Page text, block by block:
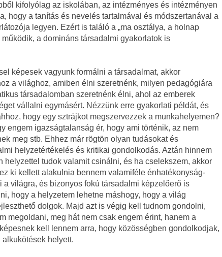
kifolyólag az iskolában, az intézményes és intézményen
hogy a tanítás és nevelés tartalmával és módszertanával a
legyen. Ezért is találó a „ma osztálya, a holnap
a domináns társadalmi gyakorlatok is
képesek vagyunk formálni a társadalmat, akkor
a világhoz, amiben élni szeretnénk, milyen pedagógiára
társadalomban szeretnénk élni, ahol az emberek
vállalni egymásért. Nézzünk erre gyakorlati példát, és
hogy egy sztrájkot megszervezzek a munkahelyemen?
engem igazságtalanság ér, hogy ami történik, az nem
meg stb. Ehhez már rögtön olyan tudásokat és
helyzetértékelés és kritikai gondolkodás. Aztán hinnem
helyzettel tudok valamit csinálni, és ha cselekszem, akkor
ki kellett alakulnia bennem valamiféle énhatékonyság-
világra, és bizonyos fokú társadalmi képzelőerő is
hogy a helyzetem lehetne máshogy, hogy a világ
dolgok. Majd azt is végig kell tudnom gondolni,
megoldani, meg hát nem csak engem érint, hanem a
kell lennem arra, hogy közösségben gondolkodjak,
helyett.